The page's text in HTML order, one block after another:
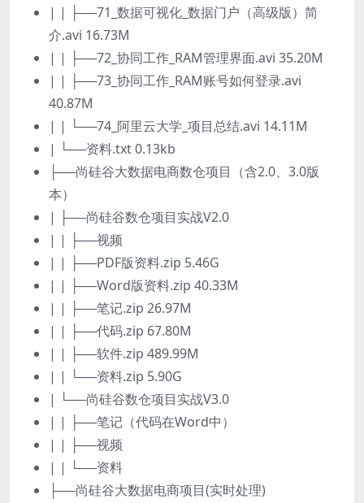
| | ├──71_数据可视化_数据门户（高级版）简
介.avi 16.73M
| | ├──72_协同工作_RAM管理界面.avi 35.20M
| | ├──73_协同工作_RAM账号如何登录.avi
40.87M
| | └──74_阿里云大学_项目总结.avi 14.11M
| └──资料.txt 0.13kb
├──尚硅谷大数据电商数仓项目（含2.0、3.0版
本）
| ├──尚硅谷数仓项目实战V2.0
| | ├──视频
| | ├──PDF版资料.zip 5.46G
| | ├──Word版资料.zip 40.33M
| | ├──笔记.zip 26.97M
| | ├──代码.zip 67.80M
| | ├──软件.zip 489.99M
| | └──资料.zip 5.90G
| └──尚硅谷数仓项目实战V3.0
| | ├──笔记（代码在Word中）
| | ├──视频
| | └──资料
├──尚硅谷大数据电商项目(实时处理)